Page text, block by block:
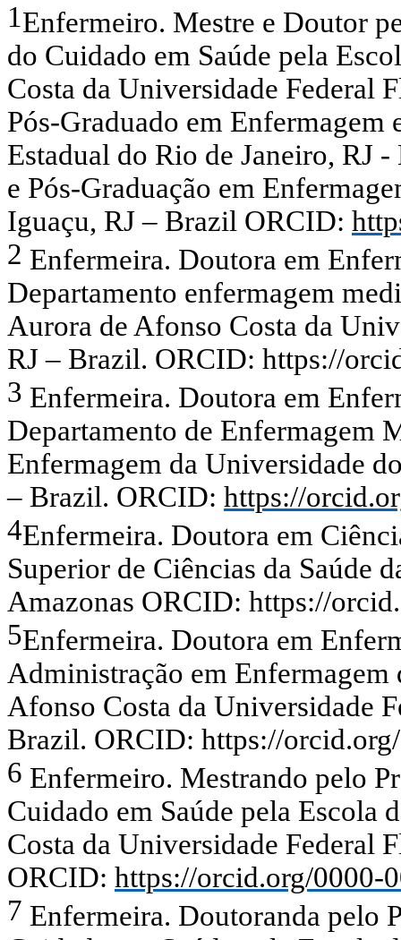
1Enfermeiro. Mestre e Doutor
do Cuidado em Saúde pela
Costa da Universidade Federal
Pós-Graduado em
Estadual do Rio de Janeiro, RJ
e Pós-Graduação em
Iguaçu, RJ – Brazil ORCID:
2 Enfermeira. Doutora em
Departamento enfermagem
Aurora de Afonso Costa da
RJ – Brazil. ORCID: https://
3 Enfermeira. Doutora em
Departamento de Enfermagem
Enfermagem da Universidade
– Brazil. ORCID: https://
4Enfermeira. Doutora em
Superior de Ciências da Saúde
Amazonas ORCID: https://
5Enfermeira. Doutora em
Administração em Enfermagem
Afonso Costa da Universidade
Brazil. ORCID: https://
6 Enfermeiro. Mestrando pelo
Cuidado em Saúde pela Escola
Costa da Universidade Federal
ORCID: https://orcid.org/0000-
7 Enfermeira. Doutoranda pelo